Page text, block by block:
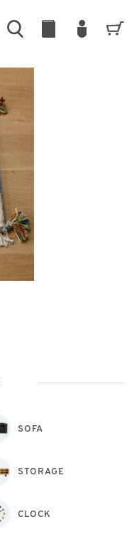
SOFA
STORAGE
CLOCK